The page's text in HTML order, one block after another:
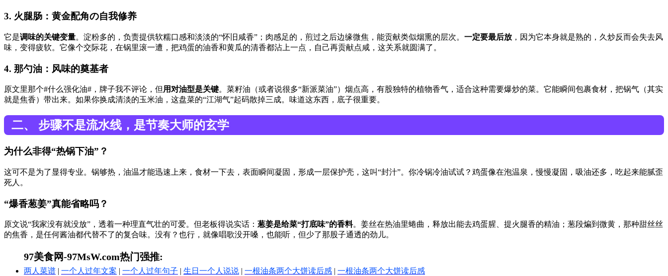
3. 火腿肠：黄金配角の自我修养
它是调味的关键变量。淀粉多的，负责提供软糯口感和淡淡的“怀旧咸香”；肉感足的，煎过之后边缘微焦，能贡献类似烟熏的层次。 一定要最后放 ，因为它本身就是熟的，久炒反而会失去风
味，变得疲软。它像个交际花，在锅里滚一遭，把鸡蛋的油香和黄瓜的清香都沾上一点，自己再贡献点咸，这关系就圆满了。
4. 那勺油：风味的奠基者
原文里那个#什么强化油#，牌子我不评论，但 用对油型是关键。菜籽油（或者说很多“新派菜油”）烟点高，有股独特的植物香气，适合这种需要爆炒的菜。它能瞬间包裹食材，把锅气（其实
就是焦香）带出来。如果你换成清淡的玉米油，这盘菜的“江湖气”起码散掉三成。味道这东西，底子很重要。
二、 步骤不是流水线，是节奏大师的玄学
为什么非得“热锅下油”？
这可不是为了显得专业。锅够热，油温才能迅速上来，食材一下去，表面瞬间凝固，形成一层保护壳，这叫“封汁”。你冷锅冷油试试？鸡蛋像在泡温泉，慢慢凝固，吸油还多，吃起来能腻歪
死人。
“爆香葱姜”真能省略吗？
原文说“我家没有就没放”，透着一种理直气壮的可爱。但老板得说实话： 葱姜是给菜“打底味”的香料。姜丝在热油里蜷曲，释放出能去鸡蛋腥、提火腿香的精油；葱段煸到微黄，那种甜丝丝
的焦香，是任何酱油都代替不了的复合味。没有？也行，就像唱歌没开嗓，也能听，但少了那股子通透的劲儿。
97美食网-97MsW.com热门强推:
两人菜谱 | 一个人过年文案 | 一个人过年句子 | 生日一个人说说 | 一根油条两个大饼读后感 | 一根油条两个大饼读后感